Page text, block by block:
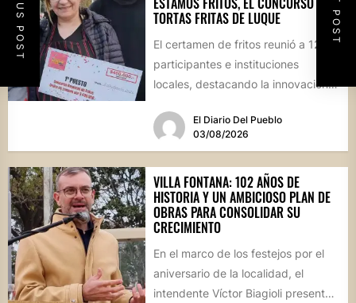
TORTAS FRITAS DE LUQUE
El certamen de fritos reunió a 12
participantes e instituciones
locales, destacando la innovación
El Diario Del Pueblo
03/08/2026
VILLA FONTANA: 102 AÑOS DE
HISTORIA Y UN AMBICIOSO PLAN DE
OBRAS PARA CONSOLIDAR SU
CRECIMIENTO
En el marco de los festejos por el
aniversario de la localidad, el
intendente Víctor Biagioli presentó